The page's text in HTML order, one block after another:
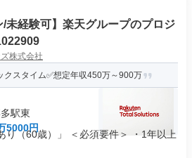
/未経験可】楽天グループのプロジ
株式会社
クスタイム✅想定年収450万～900万
駅東
5000円
り（60歳）」 ＜必須要件＞ ・1年以上